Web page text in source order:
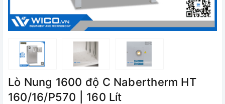
Lò Nung 1600 độ C Nabertherm HT
160/16/P570 | 160 Lít